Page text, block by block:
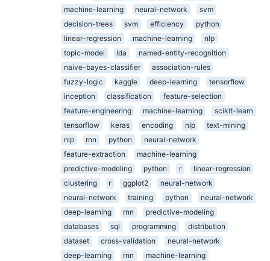
machine-learning
neural-network
svm
decision-trees
svm efficiency
python
linear-regression
machine-learning
nlp
topic-model
lda
named-entity-recognition
naive-bayes-classifier
association-rules
fuzzy-logic
kaggle deep-learning
tensorflow
inception
classification
feature-selection
feature-engineering
machine-learning
scikit-learn
tensorflow
keras encoding nlp
text-mining
nlp
rnn python
neural-network
feature-extraction
machine-learning
predictive-modeling
python r
linear-regression
clustering
r ggplot2
neural-network
neural-network
training python
neural-network
deep-learning
rnn
predictive-modeling
databases
sql programming
distribution
dataset
cross-validation
neural-network
deep-learning
rnn
machine-learning